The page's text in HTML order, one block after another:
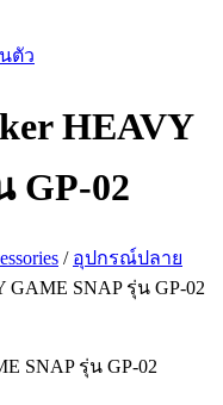
ตัว
HEAVY
GP-02
/ อุปกรณ์ปลาย
SNAP รุ่น GP-02
SNAP รุ่น GP-02